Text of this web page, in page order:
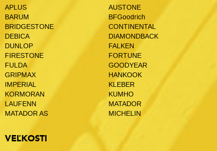
APLUS
AUSTONE
BARUM
BFGoodrich
BRIDGESTONE
CONTINENTAL
DEBICA
DIAMONDBACK
DUNLOP
FALKEN
FIRESTONE
FORTUNE
FULDA
GOODYEAR
GRIPMAX
HANKOOK
IMPERIAL
KLEBER
KORMORAN
KUMHO
LAUFENN
MATADOR
MATADOR AS
MICHELIN
VEĽKOSTI